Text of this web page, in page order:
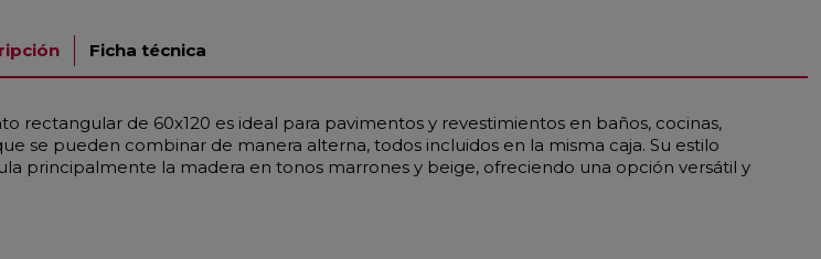
Ficha técnica
de 60x120 es ideal para pavimentos y revestimientos en baños, cocinas,
se pueden combinar de manera alterna, todos incluidos en la misma caja. Su estilo
principalmente la madera en tonos marrones y beige, ofreciendo una opción versátil y